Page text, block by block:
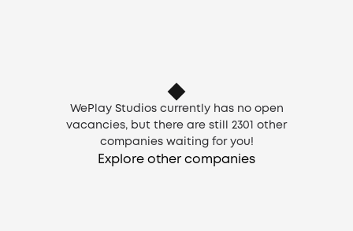
WePlay Studios currently has no open
vacancies, but there are still
2301
other
companies waiting for you!
Explore other companies